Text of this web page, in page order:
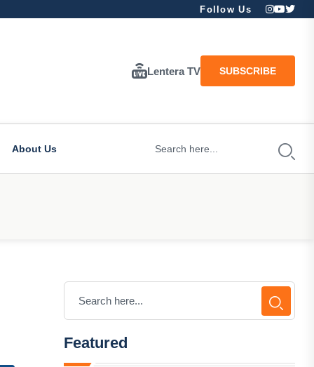
Follow Us
Lentera TV SUBSCRIBE
About Us
Featured